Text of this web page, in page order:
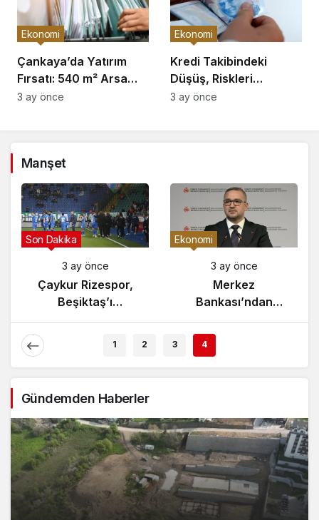
Çankaya’da Yatırım
Fırsatı: 540 m² Arsa
Satışı
Ekonomi
3 ay önce
Kredi Takibindeki
Düşüş, Riskleri
Artırıyor!
Ekonomi
3 ay önce
Manşet
Gündem
3 ay önce
Yunanistan’da
Zeybek Tartışması
Son Dakika
3 ay önce
Çaykur Rizespor,
Beşiktaş’ı
1 2 3 4
Gündemden Haberler